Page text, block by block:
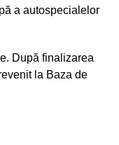
a autospecialelor
După finalizarea
la Baza de